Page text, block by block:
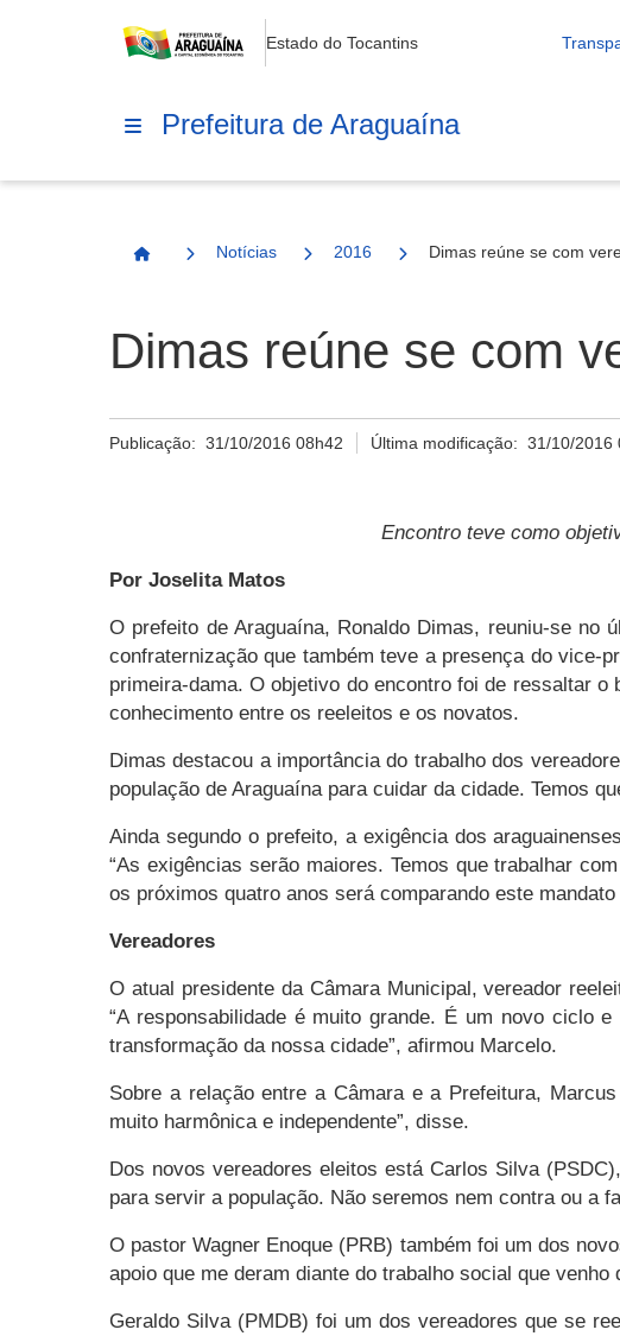
Estado do Tocantins
Prefeitura de Araguaína
Página Inicial
Notícias 2016 Dimas reúne se com
Dimas reúne se com
Publicação: 31/10/2016 08h42 Última modificação:31/10/2016
Encontro teve como
Por Joselita Matos
O prefeito de Araguaína, Ronaldo Dimas, reuniu-se no
confraternização que também teve a presença do vice-
primeira-dama. O objetivo do encontro foi de ressaltar
conhecimento entre os reeleitos e os novatos.
Dimas destacou a importância do trabalho dos
população de Araguaína para cuidar da cidade. Temos
Ainda segundo o prefeito, a exigência dos
“As exigências serão maiores. Temos que trabalhar
os próximos quatro anos será comparando este
Vereadores
O atual presidente da Câmara Municipal, vereador
“A responsabilidade é muito grande. É um novo ciclo
transformação da nossa cidade”, afirmou Marcelo.
Sobre a relação entre a Câmara e a Prefeitura,
muito harmônica e independente”, disse.
Dos novos vereadores eleitos está Carlos Silva
para servir a população. Não seremos nem contra ou a
O pastor Wagner Enoque (PRB) também foi um dos
apoio que me deram diante do trabalho social que
Geraldo Silva (PMDB) foi um dos vereadores que se